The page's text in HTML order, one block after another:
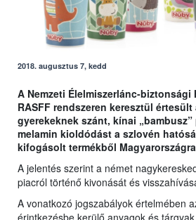
2018. augusztus 7, kedd
A Nemzeti Élelmiszerlánc-biztonsági
RASFF rendszeren keresztül
gyerekeknek szánt, kínai
melamin kioldódást a szlovén
kifogásolt termékből
A jelentés szerint a német
piacról történő kivonását és
A vonatkozó jogszabályok értelmében